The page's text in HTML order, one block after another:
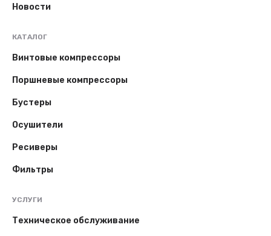
Новости
КАТАЛОГ
Винтовые компрессоры
Поршневые компрессоры
Бустеры
Осушители
Ресиверы
Фильтры
УСЛУГИ
Техническое обслуживание